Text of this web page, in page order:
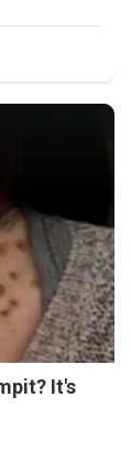
It's